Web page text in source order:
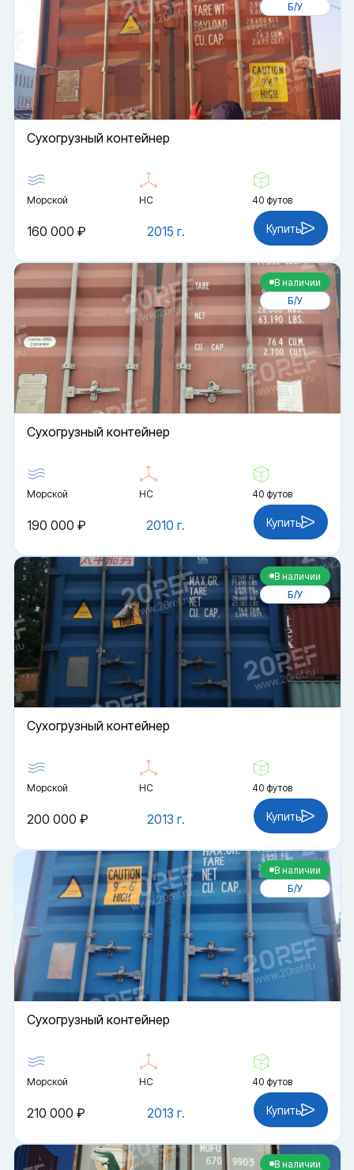
Б/У
Cухогрузный контейнер
Морской HC 40 футов
2015 г.
160 000 ₽ Купить
В наличии
Б/У
Cухогрузный контейнер
Морской HC 40 футов
2010 г.
190 000 ₽ Купить
В наличии
Б/У
Cухогрузный контейнер
Морской HC 40 футов
2013 г.
200 000 ₽ Купить
В наличии
Б/У
Cухогрузный контейнер
Морской HC 40 футов
2013 г.
210 000 ₽ Купить
В наличии